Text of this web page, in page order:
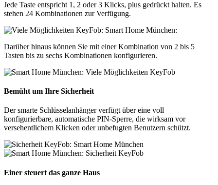
Jede Taste entspricht 1, 2 oder 3 Klicks, plus gedrückt halten. Es
stehen 24 Kombinationen zur Verfügung.
Darüber hinaus können Sie mit einer Kombination von 2 bis 5
Tasten bis zu sechs Kombinationen konfigurieren.
Bemüht um Ihre Sicherheit
Der smarte Schlüsselanhänger verfügt über eine voll
konfigurierbare, automatische PIN-Sperre, die wirksam vor
versehentlichem Klicken oder unbefugten Benutzern schützt.
Einer steuert das ganze Haus